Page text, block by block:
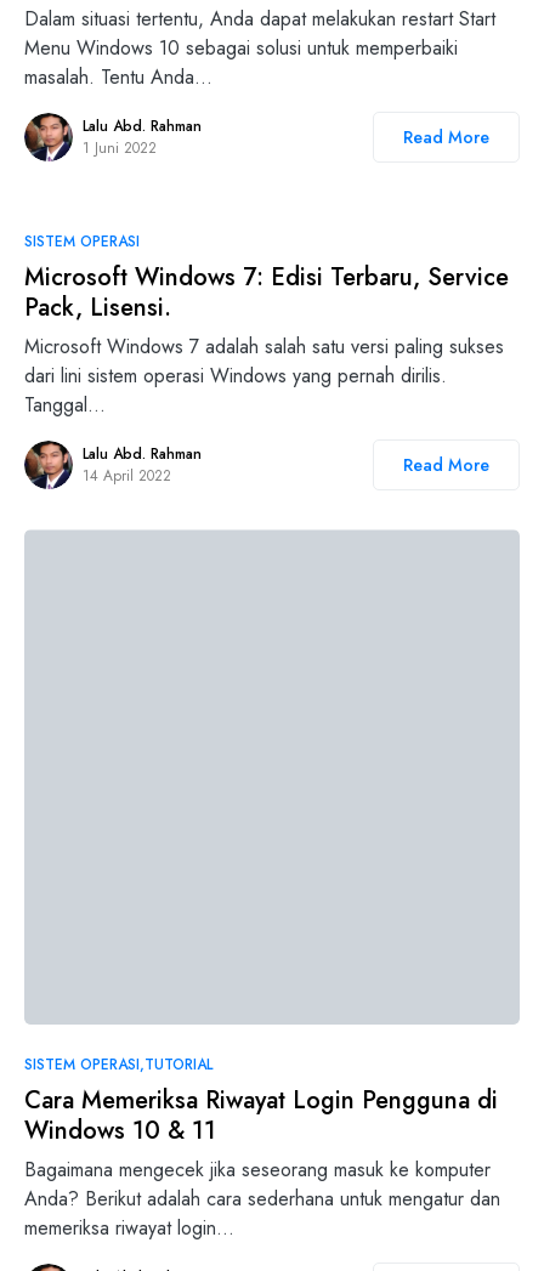
Dalam situasi tertentu, Anda dapat melakukan restart Start
Menu Windows 10 sebagai solusi untuk memperbaiki
masalah. Tentu Anda…
Lalu Abd. Rahman
1 Juni 2022
Read More
SISTEM OPERASI
Microsoft Windows 7: Edisi Terbaru, Service
Pack, Lisensi.
Microsoft Windows 7 adalah salah satu versi paling sukses
dari lini sistem operasi Windows yang pernah dirilis.
Tanggal…
Lalu Abd. Rahman
14 April 2022
Read More
SISTEM OPERASI TUTORIAL
Cara Memeriksa Riwayat Login Pengguna di
Windows 10 & 11
Bagaimana mengecek jika seseorang masuk ke komputer
Anda? Berikut adalah cara sederhana untuk mengatur dan
memeriksa riwayat login…